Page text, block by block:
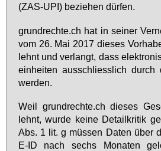
(ZAS-UPI) be­zie­hen dür­fen.
grund­rech­te.ch hat in sei­ner
vom 26. Mai 2017 die­ses
lehnt und ver­langt, dass
ein­hei­ten aus­schliess­lich durch
wer­den.
Weil grund­rech­te.ch die­ses
lehnt, wur­de kei­ne De­tail­kri­tik
Abs. 1 lit. g müs­sen Da­ten über
E-ID nach sechs Mo­na­ten